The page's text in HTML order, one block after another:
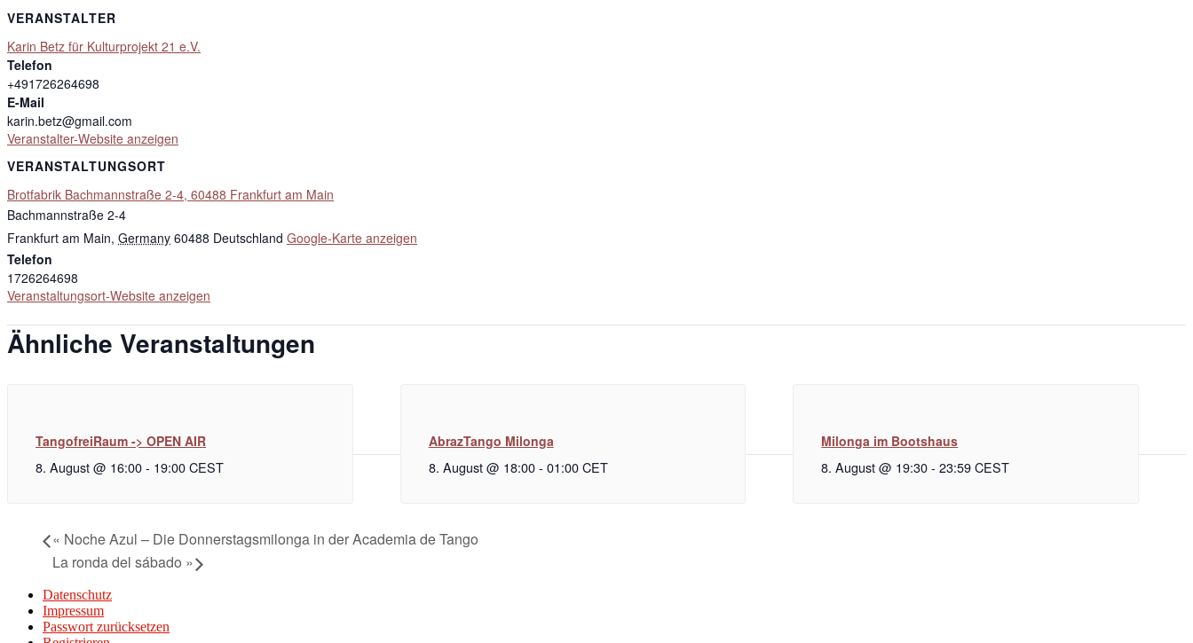
VERANSTALTER
Karin Betz für Kulturprojekt 21 e.V.
Telefon
+491726264698
E-Mail
karin.betz@gmail.com
Veranstalter-Website anzeigen
VERANSTALTUNGSORT
Brotfabrik Bachmannstraße 2-4, 60488 Frankfurt am Main
Bachmannstraße 2-4
Frankfurt am Main, Germany 60488 Deutschland Google-Karte anzeigen
Telefon
1726264698
Veranstaltungsort-Website anzeigen
Ähnliche Veranstaltungen
TangofreiRaum -> OPEN AIR
8. August @ 16:00- 19:00CEST
AbrazTango Milonga
8. August @ 18:00- 01:00 CET
Milonga im Bootshaus
8. August @ 19:30-23:59 CEST
« Noche Azul – Die Donnerstagsmilonga in der Academia de Tango
La ronda del sábado »
Datenschutz
Impressum
Passwort zurücksetzen